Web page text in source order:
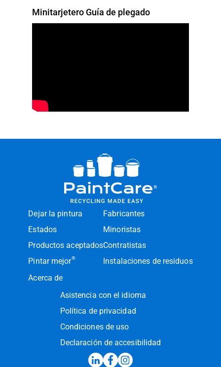
Minitarjetero Guía de plegado
Dejar la pintura
Estados
Productos aceptados
Pintar mejor®
Acerca de
Fabricantes
Minoristas
Contratistas
Instalaciones de residuos
Asistencia con el idioma
Política de privacidad
Condiciones de uso
Declaración de accesibilidad